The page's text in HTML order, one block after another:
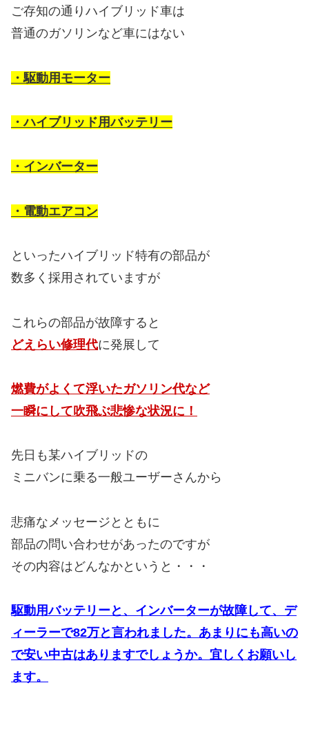
ご存知の通りハイブリッド車は
普通のガソリンなど車にはない
・駆動用モーター
・ハイブリッド用バッテリー
・インバーター
・電動エアコン
といったハイブリッド特有の部品が
数多く採用されていますが
これらの部品が故障すると
どえらい修理代に発展して
燃費がよくて浮いたガソリン代など
一瞬にして吹飛ぶ悲惨な状況に！
先日も某ハイブリッドの
ミニバンに乗る一般ユーザーさんから
悲痛なメッセージとともに
部品の問い合わせがあったのですが
その内容はどんなかというと・・・
駆動用バッテリーと、インバーターが故障して、デ
ィーラーで82万と言われました。あまりにも高いの
で安い中古はありますでしょうか。宜しくお願いし
ます。